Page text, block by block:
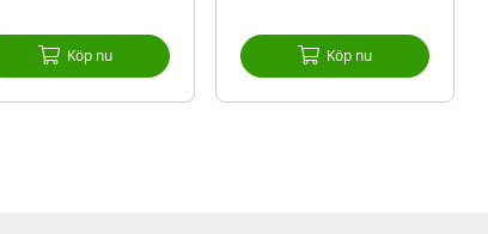
Köp nu Köp nu